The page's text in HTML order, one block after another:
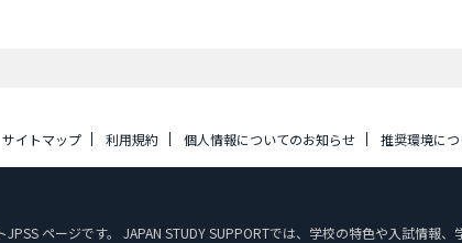
サイトマップ 利用規約 個人情報についてのお知らせ 推奨環境に
ページです。 JAPAN STUDY SUPPORTでは、学校の特色や入試情報、